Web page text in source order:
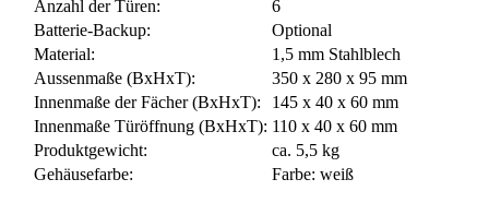
Anzahl der Türen:
6
Batterie-Backup:
Optional
Material:
1,5 mm Stahlblech
Aussenmaße (BxHxT):
350 x 280 x 95 mm
Innenmaße der Fächer (BxHxT):
145 x 40 x 60 mm
Innenmaße Türöffnung (BxHxT): 110 x 40 x 60 mm
Produktgewicht:
ca. 5,5 kg
Gehäusefarbe:
Farbe: weiß